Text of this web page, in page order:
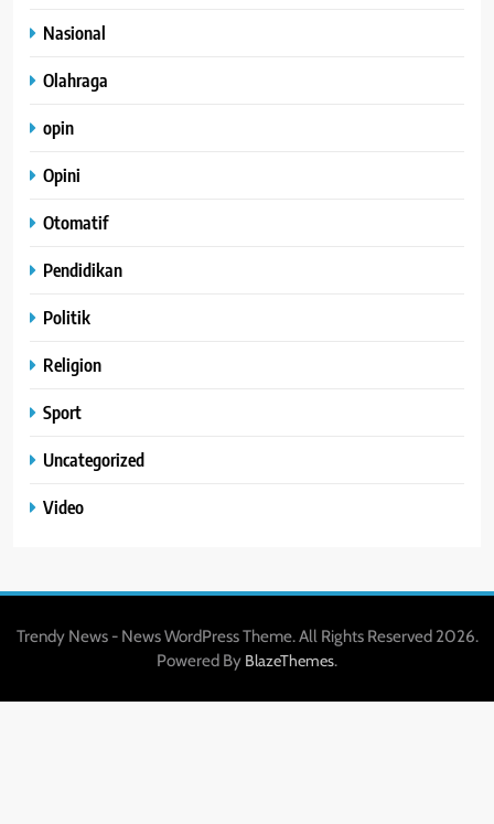
Nasional
Olahraga
opin
Opini
Otomatif
Pendidikan
Politik
Religion
Sport
Uncategorized
Video
Trendy News - News WordPress Theme. All Rights Reserved 2026.
Powered By BlazeThemes.